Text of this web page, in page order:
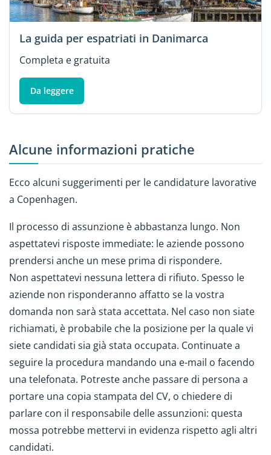
La guida per espatriati in Danimarca
Completa e gratuita
Da leggere
Alcune informazioni pratiche
Ecco alcuni suggerimenti per le candidature lavorative
a Copenhagen.
Il processo di assunzione è abbastanza lungo. Non
aspettatevi risposte immediate: le aziende possono
prendersi anche un mese prima di rispondere.
Non aspettatevi nessuna lettera di rifiuto. Spesso le
aziende non risponderanno affatto se la vostra
domanda non sarà stata accettata. Nel caso non siate
richiamati, è probabile che la posizione per la quale vi
siete candidati sia già stata occupata. Continuate a
seguire la procedura mandando una e-mail o facendo
una telefonata. Potreste anche passare di persona a
portare una copia stampata del CV, o chiedere di
parlare con il responsabile delle assunzioni: questa
mossa potrebbe mettervi in evidenza rispetto agli altri
candidati.